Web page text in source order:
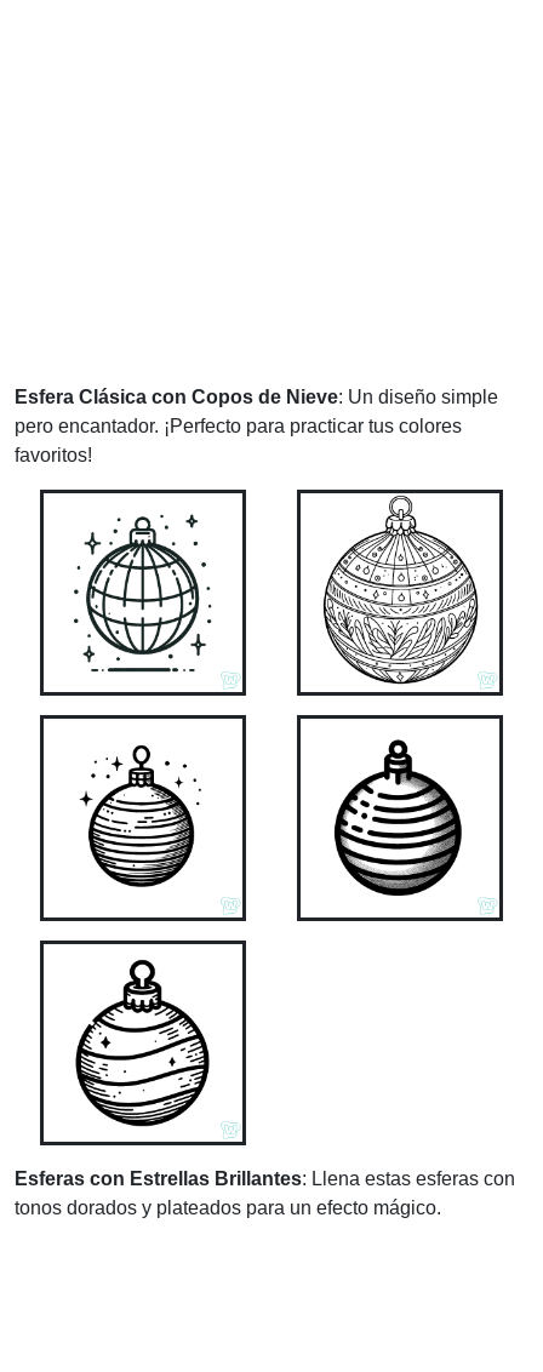
Esfera Clásica con Copos de Nieve: Un diseño simple
pero encantador. ¡Perfecto para practicar tus colores
favoritos!
Esferas con Estrellas Brillantes: Llena estas esferas con
tonos dorados y plateados para un efecto mágico.